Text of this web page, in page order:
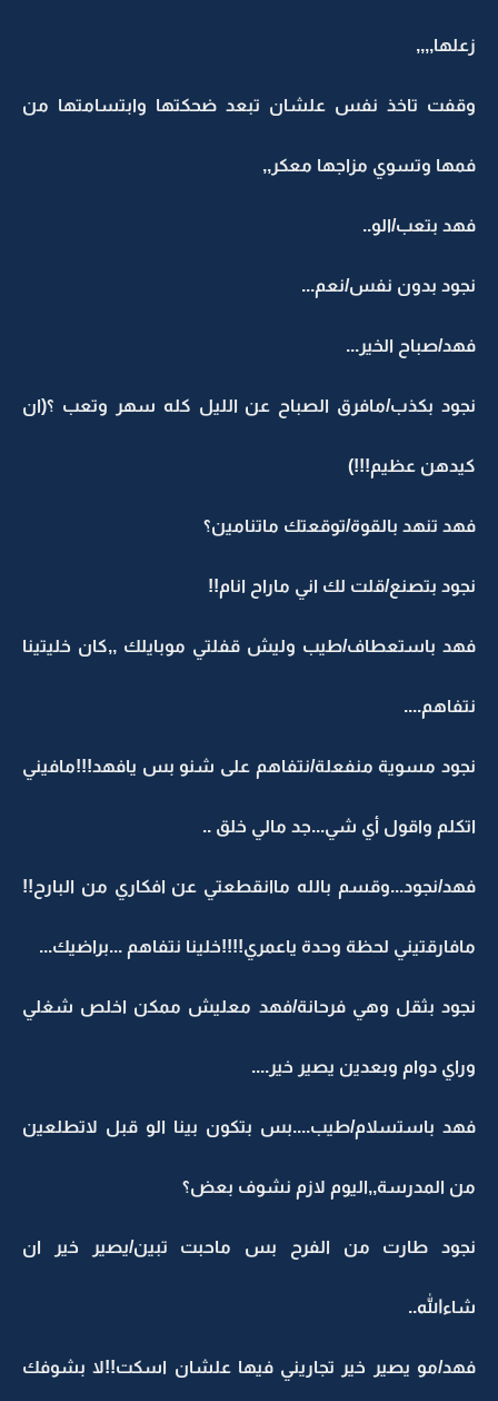
زعلها,,,,
وقفت تاخذ نفس علشان تبعد ضحكتها وابتسامتها من
فمها وتسوي مزاجها معكر,,
فهد بتعب/الو..
نجود بدون نفس/نعم...
فهد/صباح الخير...
نجود بكذب/مافرق الصباح عن الليل كله سهر وتعب ؟(ان
كيدهن عظيم!!!)
فهد تنهد بالقوة/توقعتك ماتنامين؟
نجود بتصنع/قلت لك اني ماراح انام!!
فهد باستعطاف/طيب وليش قفلتي موبايلك ,,كان خليتينا
نتفاهم....
نجود مسوية منفعلة/نتفاهم على شنو بس يافهد!!!مافيني
اتكلم واقول أي شي...جد مالي خلق ..
فهد/نجود...وقسم بالله ماانقطعتي عن افكاري من البارح!!
مافارقتيني لحظة وحدة ياعمري!!!!خلينا نتفاهم ...براضيك...
نجود بثقل وهي فرحانة/فهد معليش ممكن اخلص شغلي
وراي دوام وبعدين يصير خير....
فهد باستسلام/طيب....بس بتكون بينا الو قبل لاتطلعين
من المدرسة,,اليوم لازم نشوف بعض؟
نجود طارت من الفرح بس ماحبت تبين/يصير خير ان
شاءالله..
فهد/مو يصير خير تجاريني فيها علشان اسكت!!لا بشوفك